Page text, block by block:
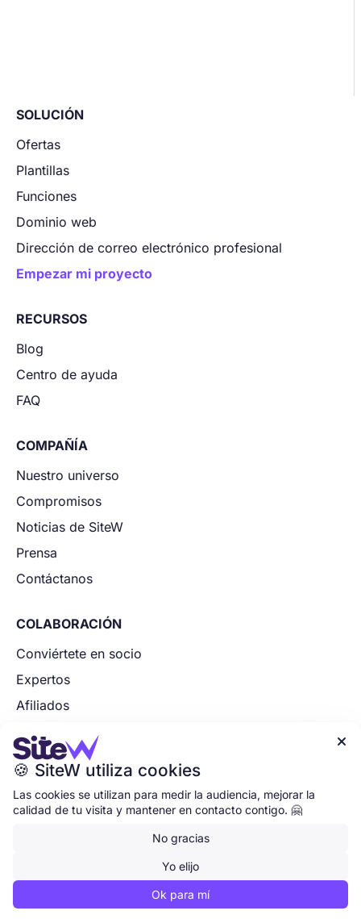
SOLUCIÓN
Ofertas
Plantillas
Funciones
Dominio web
Dirección de correo electrónico profesional
Empezar mi proyecto
RECURSOS
Blog
Centro de ayuda
FAQ
COMPAÑÍA
Nuestro universo
Compromisos
Noticias de SiteW
Prensa
Contáctanos
COLABORACIÓN
Conviértete en socio
Expertos
Afiliados
Socios tecnológicos
Aplica ahora
Inicio•Gestión de cookies•Aviso legal•
Términos y condiciones• Política de privacidad
© 2007-2026 | SiteW, Empresa francesa innovadora


🍪 SiteW utiliza cookies
Las cookies se utilizan para medir la audiencia, mejorar la
calidad de tu visita y mantener en contacto contigo. 🤗
No gracias
Yo elijo
Ok para mí